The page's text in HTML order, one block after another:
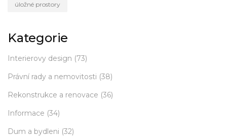
úložné prostory
Kategorie
Interierovy design (73)
Právní rady a nemovitosti (38)
Rekonstrukce a renovace (36)
Informace (34)
Dum a bydleni (32)